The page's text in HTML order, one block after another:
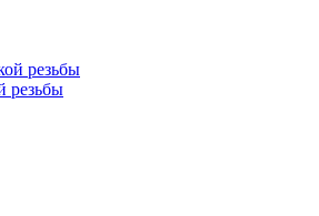
резьбы
резьбы